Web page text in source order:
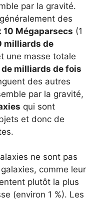
par la gravité.
des
10 Mégaparsecs (1
milliards de
une masse totale
milliards de fois
des autres
par la gravité,
qui sont
et donc de
ne sont pas
comme leur
plutôt la plus
(environ 1 %). Les